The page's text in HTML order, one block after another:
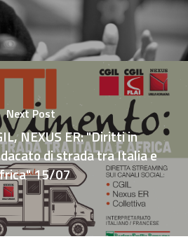
Next Post
NEXUS ER: "Diritti in
di strada tra Italia e
15/07